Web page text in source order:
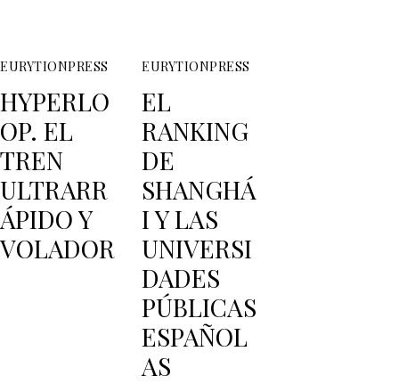
EURYTIONPRESS
HYPERLO
OP. EL
TREN
ULTRARR
ÁPIDO Y
VOLADOR
EURYTIONPRESS
EL
RANKING
DE
SHANGHÁ
I Y LAS
UNIVERSI
DADES
PÚBLICAS
ESPAÑOL
AS